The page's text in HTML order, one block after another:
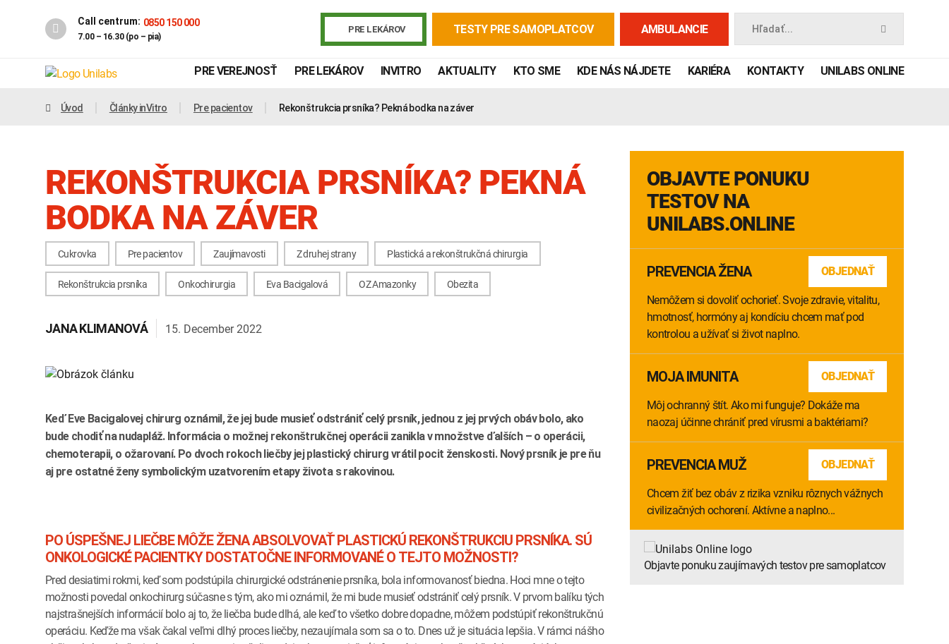
Call centrum: 0850 150 000
7.00 – 16.30 (po – pia)
PRE LEKÁROV TESTY PRE SAMOPLATCOV AMBULANCIE Hľadať...
Genetika Covid-19 Žiadanky a tlačivá Výsledky vyšetrení Kortizol Odberová príručka
INTOLERANCIA POTRAVÍN Lymská borelióza Human papillomavirus (HPV)
PRE VEREJNOSŤ PRE LEKÁROV INVITRO AKTUALITY KTO SME KDE NÁS NÁJDETE KARIÉRA KONTAKTY UNILABS ONLINE
Úvod Články inVitro Pre pacientov Rekonštrukcia prsníka? Pekná bodka na záver
REKONŠTRUKCIA PRSNÍKA? PEKNÁ
BODKA NA ZÁVER
Cukrovka Pre pacientov Zaujímavosti Z druhej strany Plastická a rekonštrukčná chirurgia
Rekonštrukcia prsníka Onkochirurgia Eva Bacigalová OZ Amazonky Obezita
JANA KLIMANOVÁ 15. December 2022
Keď Eve Bacigalovej chirurg oznámil, že jej bude musieť odstrániť celý prsník, jednou z jej prvých obáv bolo, ako
bude chodiť na nudapláž. Informácia o možnej rekonštrukčnej operácii zanikla v množstve ďalších – o operácii,
chemoterapii, o ožarovaní. Po dvoch rokoch liečby jej plastický chirurg vrátil pocit ženskosti. Nový prsník je pre ňu
aj pre ostatné ženy symbolickým uzatvorením etapy života s rakovinou.
PO ÚSPEŠNEJ LIEČBE MÔŽE ŽENA ABSOLVOVAŤ PLASTICKÚ REKONŠTRUKCIU PRSNÍKA. SÚ
ONKOLOGICKÉ PACIENTKY DOSTATOČNE INFORMOVANÉ O TEJTO MOŽNOSTI?
Pred desiatimi rokmi, keď som podstúpila chirurgické odstránenie prsníka, bola informovanosť biedna. Hoci mne o tejto
možnosti povedal onkochirurg súčasne s tým, ako mi oznámil, že mi bude musieť odstrániť celý prsník. V prvom balíku tých
najstrašnejších informácií bolo aj to, že liečba bude dlhá, ale keď to všetko dobre dopadne, môžem podstúpiť rekonštrukčnú
operáciu. Keďže ma však čakal veľmi dlhý proces liečby, nezaujímala som sa o to. Dnes už je situácia lepšia. V rámci nášho
OBJAVTE PONUKU
TESTOV NA
UNILABS.ONLINE
PREVENCIA ŽENA OBJEDNAŤ
Nemôžem si dovoliť ochorieť. Svoje zdravie, vitalitu,
hmotnosť, hormóny aj kondíciu chcem mať pod
kontrolou a užívať si život naplno.
MOJA IMUNITA OBJEDNAŤ
Môj ochranný štít. Ako mi funguje? Dokáže ma
naozaj účinne chrániť pred vírusmi a baktériami?
PREVENCIA MUŽ OBJEDNAŤ
Chcem žiť bez obáv z rizika vzniku rôznych vážnych
civilizačných ochorení. Aktívne a naplno...
Objavte ponuku zaujímavých testov pre samoplatcov